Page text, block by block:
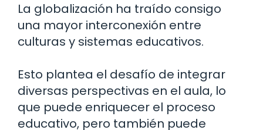
La globalización ha traído consigo
una mayor interconexión entre
culturas y sistemas educativos.
Esto plantea el desafío de integrar
diversas perspectivas en el aula, lo
que puede enriquecer el proceso
educativo, pero también puede